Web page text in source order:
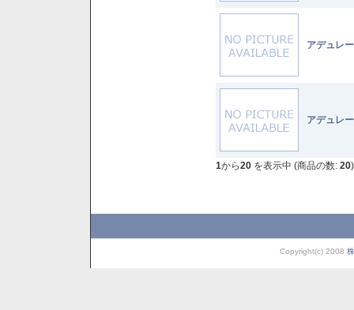
アデュレ
アデュレ
1から20 を表示中 (商品の数: 20)
Copyright(c) 2008